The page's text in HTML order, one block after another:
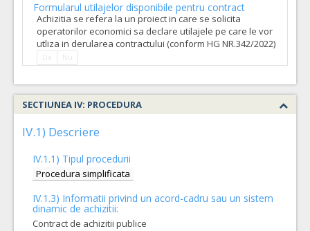
Formularul utilajelor disponibile pentru contract
Achizitia se refera la un proiect in care se solicita
operatorilor economici sa declare utilajele pe care le vor
utliza in derularea contractului (conform HG NR.342/2022)
SECTIUNEA IV: PROCEDURA
IV.1) Descriere
IV.1.1) Tipul procedurii
Procedura simplificata
IV.1.3) Informatii privind un acord-cadru sau un sistem
dinamic de achizitii:
Contract de achizitii publice